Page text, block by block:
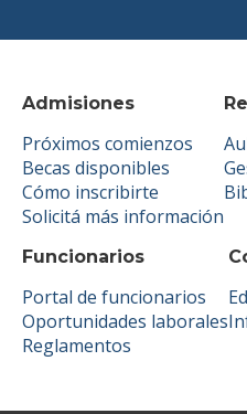
Admisiones
Próximos comienzos
Becas disponibles
Cómo inscribirte
Solicitá más información
Funcionarios
Portal de funcionarios
Oportunidades laborales
Reglamentos